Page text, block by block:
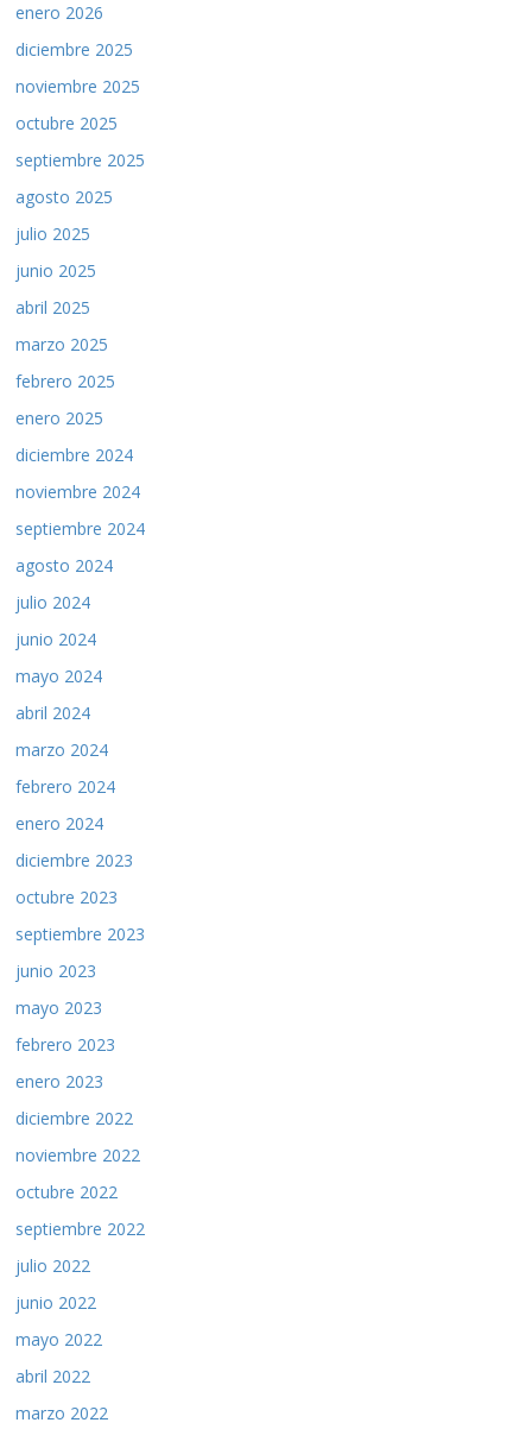
enero 2026
diciembre 2025
noviembre 2025
octubre 2025
septiembre 2025
agosto 2025
julio 2025
junio 2025
abril 2025
marzo 2025
febrero 2025
enero 2025
diciembre 2024
noviembre 2024
septiembre 2024
agosto 2024
julio 2024
junio 2024
mayo 2024
abril 2024
marzo 2024
febrero 2024
enero 2024
diciembre 2023
octubre 2023
septiembre 2023
junio 2023
mayo 2023
febrero 2023
enero 2023
diciembre 2022
noviembre 2022
octubre 2022
septiembre 2022
julio 2022
junio 2022
mayo 2022
abril 2022
marzo 2022